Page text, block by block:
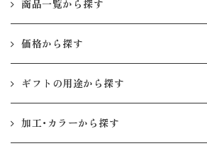
商品一覧から探す
価格から探す
ギフトの用途から探す
加工・カラーから探す